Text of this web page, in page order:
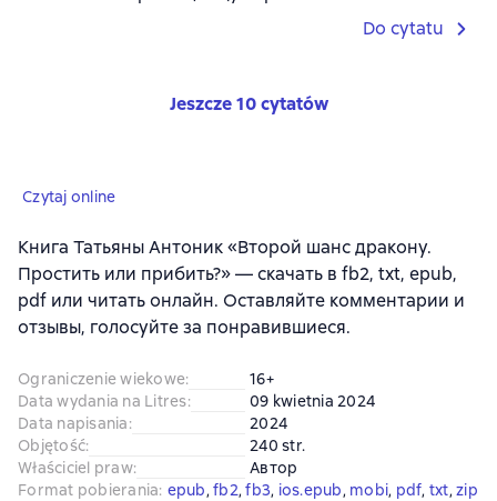
Do cytatu
Jeszcze 10 cytatów
Czytaj online
Книга Татьяны Антоник «Второй шанс дракону.
Простить или прибить?» — скачать в fb2, txt, epub,
pdf или читать онлайн. Оставляйте комментарии и
отзывы, голосуйте за понравившиеся.
Ograniczenie wiekowe:
16+
Data wydania na Litres:
09 kwietnia 2024
Data napisania:
2024
Objętość:
240 str.
Właściciel praw:
Автор
Format pobierania: epub, fb2, fb3, ios.epub, mobi, pdf, txt, zip